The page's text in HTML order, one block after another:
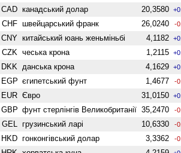
CAD канадський долар 20,3580
CHF швейцарський франк 26,0240 -
CNY китайський юань женьмiньбi 4,1182
CZK чеська крона 1,2115
DKK данська крона 4,1629
EGP єгипетський фунт 1,4677 -
EUR Євро 31,0150
GBP фунт стерлінгів Велико­британії 35,2470 -
GEL грузинський ларі 10,6330 -
HKD гонконгівський долар 3,3362 -